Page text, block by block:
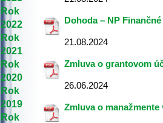
Rok
2022
Rok
2021
Rok
2020
Rok
2019
Rok
Dohoda – NP
21.08.2024
Zmluva o grantovom
26.06.2024
Zmluva o